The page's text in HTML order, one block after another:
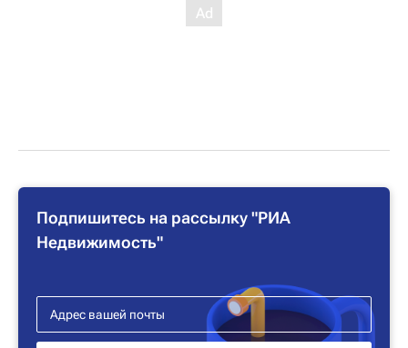
Подпишитесь на рассылку "РИА
Недвижимость"